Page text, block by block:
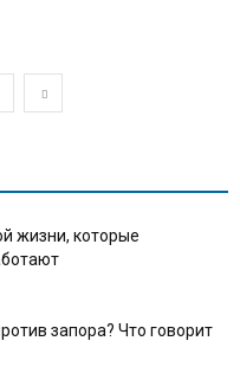
жизни, которые
запора? Что говорит